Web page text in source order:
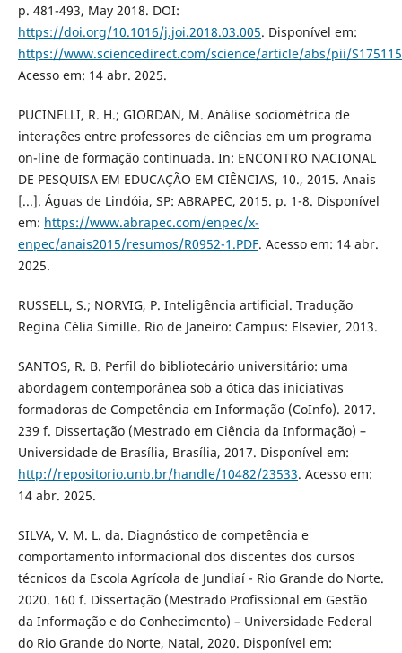
p. 481-493, May 2018. DOI:
https://doi.org/10.1016/j.joi.2018.03.005. Disponível em:
https://www.sciencedirect.com/science/article/abs/pii/
Acesso em: 14 abr. 2025.
PUCINELLI, R. H.; GIORDAN, M. Análise sociométrica de
interações entre professores de ciências em um programa
on-line de formação continuada. In: ENCONTRO NACIONAL
DE PESQUISA EM EDUCAÇÃO EM CIÊNCIAS, 10., 2015. Anais
[...]. Águas de Lindóia, SP: ABRAPEC, 2015. p. 1-8. Disponível
em: https://www.abrapec.com/enpec/x-
enpec/anais2015/resumos/R0952-1.PDF. Acesso em: 14 abr.
2025.
RUSSELL, S.; NORVIG, P. Inteligência artificial. Tradução
Regina Célia Simille. Rio de Janeiro: Campus: Elsevier, 2013.
SANTOS, R. B. Perfil do bibliotecário universitário: uma
abordagem contemporânea sob a ótica das iniciativas
formadoras de Competência em Informação (CoInfo). 2017.
239 f. Dissertação (Mestrado em Ciência da Informação) –
Universidade de Brasília, Brasília, 2017. Disponível em:
http://repositorio.unb.br/handle/10482/23533. Acesso em:
14 abr. 2025.
SILVA, V. M. L. da. Diagnóstico de competência e
comportamento informacional dos discentes dos cursos
técnicos da Escola Agrícola de Jundiaí - Rio Grande do Norte.
2020. 160 f. Dissertação (Mestrado Profissional em Gestão
da Informação e do Conhecimento) – Universidade Federal
do Rio Grande do Norte, Natal, 2020. Disponível em: